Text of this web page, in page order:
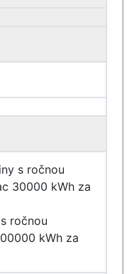
s ročnou
30000 kWh za
ročnou
kWh za